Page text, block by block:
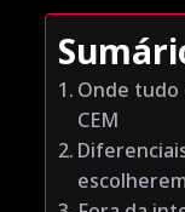
Onde tudo
CEM